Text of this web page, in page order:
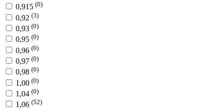
0,915 (0)
0,92 (3)
0,93 (0)
0,95 (0)
0,96 (0)
0,97 (0)
0,98 (0)
1,00 (0)
1,04 (0)
1,06 (52)